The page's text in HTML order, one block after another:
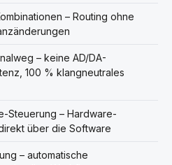
– Routing ohne
– keine AD/DA-
100 % klangneutrales
Steuerung – Hardware-
über die Software
– automatische